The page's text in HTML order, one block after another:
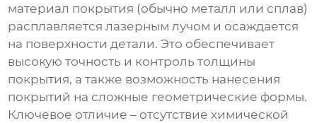
материал покрытия (обычно металл или сплав)
расплавляется лазерным лучом и осаждается
на поверхности детали. Это обеспечивает
высокую точность и контроль толщины
покрытия, а также возможность нанесения
покрытий на сложные геометрические формы.
Ключевое отличие – отсутствие химической